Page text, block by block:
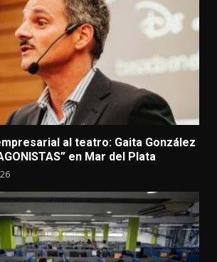
al teatro: Gaita González
en Mar del Plata